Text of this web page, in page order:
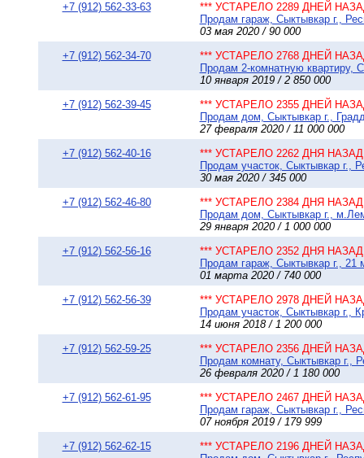
+7 (912) 562-33-63
*** УСТАРЕЛО 2289 ДНЕЙ
Продам гараж, Сыктывкар г.,
03 мая 2020 / 90 000
+7 (912) 562-34-70
*** УСТАРЕЛО 2768 ДНЕЙ
Продам 2-комнатную квартиру,
10 января 2019 / 2 850 000
+7 (912) 562-39-45
*** УСТАРЕЛО 2355 ДНЕЙ
Продам дом, Сыктывкар г.,
27 февраля 2020 / 11 000 000
+7 (912) 562-40-16
*** УСТАРЕЛО 2262 ДНЯ НАЗАД
Продам участок, Сыктывкар г.,
30 мая 2020 / 345 000
+7 (912) 562-46-80
*** УСТАРЕЛО 2384 ДНЯ НАЗАД
Продам дом, Сыктывкар г.,
29 января 2020 / 1 000 000
+7 (912) 562-56-16
*** УСТАРЕЛО 2352 ДНЯ НАЗАД
Продам гараж, Сыктывкар г., 21
01 марта 2020 / 740 000
+7 (912) 562-56-39
*** УСТАРЕЛО 2978 ДНЕЙ
Продам участок, Сыктывкар г.,
14 июня 2018 / 1 200 000
+7 (912) 562-59-25
*** УСТАРЕЛО 2356 ДНЕЙ
Продам комнату, Сыктывкар г.,
26 февраля 2020 / 1 180 000
+7 (912) 562-61-95
*** УСТАРЕЛО 2467 ДНЕЙ
Продам гараж, Сыктывкар г.,
07 ноября 2019 / 179 999
+7 (912) 562-62-15
*** УСТАРЕЛО 2196 ДНЕЙ